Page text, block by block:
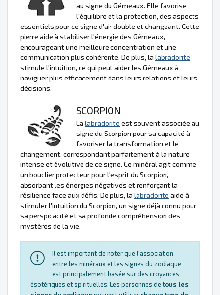
au signe du Gémeaux. Elle favorise
l'équilibre et la protection, des aspects
essentiels pour ce signe d'air double et changeant. Cette
pierre aide à stabiliser l'énergie des Gémeaux,
encourageant une meilleure concentration et une
communication plus cohérente. De plus, la labradorite
stimule l'intuition, ce qui peut aider les Gémeaux à
naviguer plus efficacement dans leurs relations et leurs
décisions.
SCORPION
La labradorite est souvent associée au
signe du Scorpion pour sa capacité à
favoriser la transformation et le
changement, correspondant parfaitement à la nature
intense et évolutive de ce signe. Ce minéral agit comme
un bouclier protecteur pour l'esprit du Scorpion,
absorbant les énergies négatives et renforçant la
résilience face aux défis. De plus, la labradorite aide à
stimuler l'intuition du Scorpion, un signe déjà connu pour
sa perspicacité et sa profonde compréhension des
mystères de la vie.
Il est important de noter que l'association
entre les minéraux et les signes du zodiaque
est principalement basée sur des croyances
ésotériques et spirituelles. Les personnes de tous les